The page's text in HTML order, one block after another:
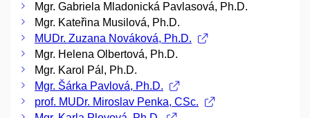
Mgr. Gabriela Mladonická Pavlasová, Ph.D.
Mgr. Kateřina Musilová, Ph.D.
MUDr. Zuzana Nováková, Ph.D.
Mgr. Helena Olbertová, Ph.D.
Mgr. Karol Pál, Ph.D.
Mgr. Šárka Pavlová, Ph.D.
prof. MUDr. Miroslav Penka, CSc.